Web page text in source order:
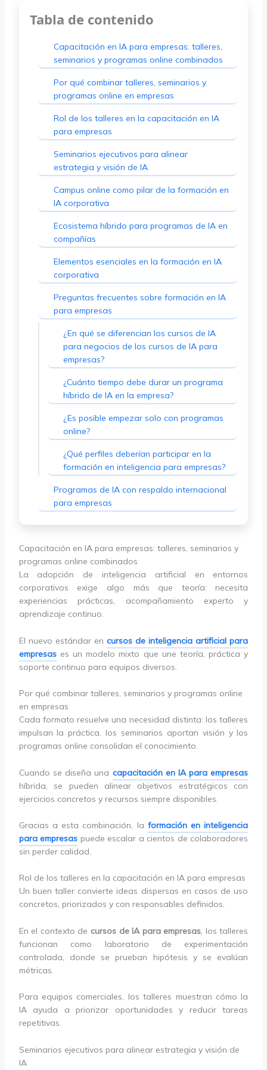
Tabla de contenido
Capacitación en IA para empresas: talleres,
seminarios y programas online combinados
Por qué combinar talleres, seminarios y
programas online en empresas
Rol de los talleres en la capacitación en IA
para empresas
Seminarios ejecutivos para alinear
estrategia y visión de IA
Campus online como pilar de la formación en
IA corporativa
Ecosistema híbrido para programas de IA en
compañías
Elementos esenciales en la formación en IA
corporativa
Preguntas frecuentes sobre formación en IA
para empresas
¿En qué se diferencian los cursos de IA
para negocios de los cursos de IA para
empresas?
¿Cuánto tiempo debe durar un programa
híbrido de IA en la empresa?
¿Es posible empezar solo con programas
online?
¿Qué perfiles deberían participar en la
formación en inteligencia para empresas?
Programas de IA con respaldo internacional
para empresas
Capacitación en IA para empresas: talleres, seminarios y
programas online combinados
La adopción de inteligencia artificial en entornos
corporativos exige algo más que teoría: necesita
experiencias prácticas, acompañamiento experto y
aprendizaje continuo.
El nuevo estándar en cursos de inteligencia artificial para
empresases un modelo mixto que une teoría, práctica y
soporte continuo para equipos diversos.
Por qué combinar talleres, seminarios y programas online
en empresas
Cada formato resuelve una necesidad distinta: los talleres
impulsan la práctica, los seminarios aportan visión y los
programas online consolidan el conocimiento.
Cuando se diseña una capacitación en IA para empresas
híbrida, se pueden alinear objetivos estratégicos con
ejercicios concretos y recursos siempre disponibles.
Gracias a esta combinación, la formación en inteligencia
para empresas puede escalar a cientos de colaboradores
sin perder calidad.
Rol de los talleres en la capacitación en IA para empresas
Un buen taller convierte ideas dispersas en casos de uso
concretos, priorizados y con responsables definidos.
En el contexto de cursos de IA para empresas, los talleres
funcionan como laboratorio de experimentación
controlada, donde se prueban hipótesis y se evalúan
métricas.
Para equipos comerciales, los talleres muestran cómo la
IA ayuda a priorizar oportunidades y reducir tareas
repetitivas.
Seminarios ejecutivos para alinear estrategia y visión de
IA